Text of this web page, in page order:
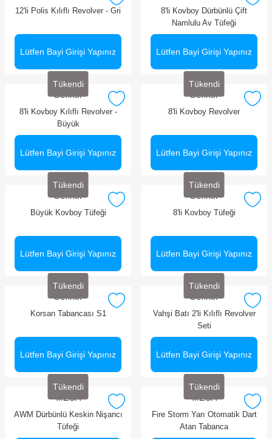
12'li Polis Kılıflı Revolver - Gri
Lütfen Bayi Girişi Yapınız
8'li Kovboy Dürbünlü Çift
Namlulu Av Tüfeği
Lütfen Bayi Girişi Yapınız
Tükendi
Gonher
8'li Kovboy Kılıflı Revolver -
Büyük
Lütfen Bayi Girişi Yapınız
Tükendi
Gonher
8'li Kovboy Revolver
Lütfen Bayi Girişi Yapınız
Tükendi
Gonher
Büyük Kovboy Tüfeği
Lütfen Bayi Girişi Yapınız
Tükendi
Gonher
8'li Kovboy Tüfeği
Lütfen Bayi Girişi Yapınız
Tükendi
Gonher
Korsan Tabancası S1
Lütfen Bayi Girişi Yapınız
Tükendi
Gonher
Vahşi Batı 2'li Kılıflı Revolver
Seti
Lütfen Bayi Girişi Yapınız
Tükendi
MEGA
AWM Dürbünlü Keskin Nişancı
Tüfeği
Tükendi
MEGA
Fire Storm Yarı Otomatik Dart
Atan Tabanca